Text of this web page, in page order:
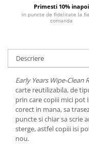
Primesti 10% inapoi
in puncte de fidelitate la
comanda
Descriere
Early Years Wipe-Clean
carte reutilizabila, de
prin care copiii mici pot
corect in mana, sa
puncte si chiar sa scrie
sterge, astfel copiii isi
nou.